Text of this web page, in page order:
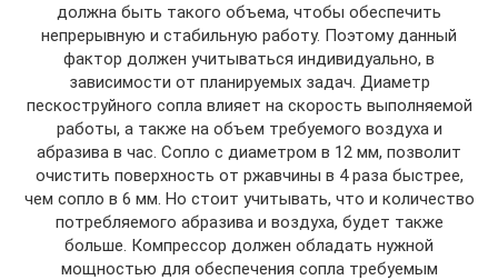
должна быть такого объема, чтобы обеспечить
непрерывную и стабильную работу. Поэтому данный
фактор должен учитываться индивидуально, в
зависимости от планируемых задач. Диаметр
пескоструйного сопла влияет на скорость выполняемой
работы, а также на объем требуемого воздуха и
абразива в час. Сопло с диаметром в 12 мм, позволит
очистить поверхность от ржавчины в 4 раза быстрее,
чем сопло в 6 мм. Но стоит учитывать, что и количество
потребляемого абразива и воздуха, будет также
больше. Компрессор должен обладать нужной
мощностью для обеспечения сопла требуемым